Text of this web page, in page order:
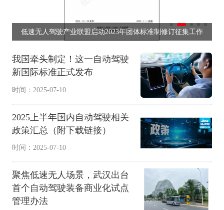
低速无人驾驶产业联盟启动2023年团体标准制修订征集工作
我国牵头制定！这一自动驾驶
新国际标准正式发布
时间：2025-07-10
2025上半年国内自动驾驶相关
政策汇总（附下载链接）
时间：2025-07-10
聚焦低速无人场景，武汉出台
首个自动驾驶装备商业化试点
管理办法